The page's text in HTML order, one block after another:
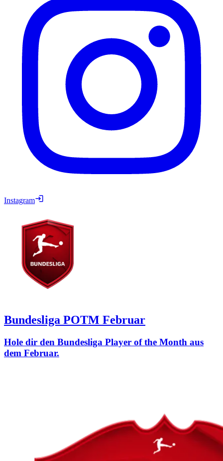
Instagram
Bundesliga POTM Februar
Hole dir den Bundesliga Player of the Month aus
dem Februar.